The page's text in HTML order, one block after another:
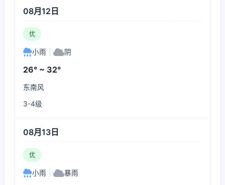
08月12日
优
小雨 阴
26° ~ 32°
东南风
3-4级
08月13日
优
小雨 暴雨